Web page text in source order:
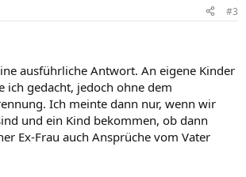
#3
ausführliche Antwort. An eigene Kinder
ich gedacht, jedoch ohne dem
Ich meinte dann nur, wenn wir
und ein Kind bekommen, ob dann
Ex-Frau auch Ansprüche vom Vater